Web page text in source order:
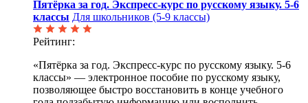
Пятёрка за год. Экспресс-курс по русскому языку. 5-6
классы Для школьников (5-9 классы)
Рейтинг:
«Пятёрка за год. Экспресс-курс по русскому языку. 5-6
классы» — электронное пособие по русскому языку,
позволяющее быстро восстановить в конце учебного